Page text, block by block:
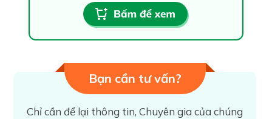
Bạn cần tư vấn?
Chỉ cần để lại thông tin, Chuyên gia của chúng